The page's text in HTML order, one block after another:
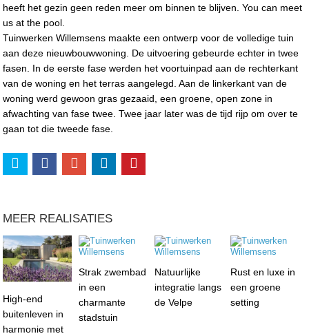
heeft het gezin geen reden meer om binnen te blijven. You can meet
us at the pool.
Tuinwerken Willemsens maakte een ontwerp voor de volledige tuin
aan deze nieuwbouwwoning. De uitvoering gebeurde echter in twee
fasen. In de eerste fase werden het voortuinpad aan de rechterkant
van de woning en het terras aangelegd. Aan de linkerkant van de
woning werd gewoon gras gezaaid, een groene, open zone in
afwachting van fase twee. Twee jaar later was de tijd rijp om over te
gaan tot die tweede fase.
MEER REALISATIES
High-end
buitenleven in
harmonie met
Strak zwembad
in een
charmante
stadstuin
Natuurlijke
integratie langs
de Velpe
Rust en luxe in
een groene
setting